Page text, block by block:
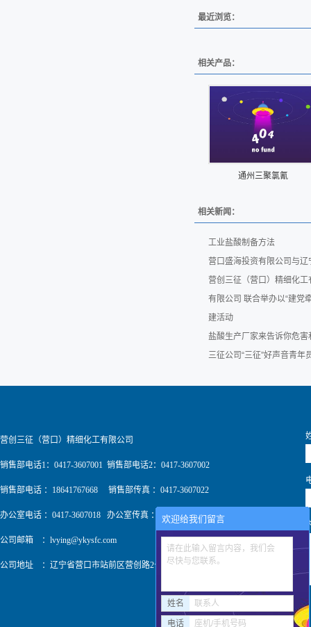
最近浏览：
相关产品：
通州三聚氯氰
相关新闻：
工业盐酸制备方法
营口盛海投资有限公司与
营创三征（营口）精细化
有限公司 联合举办以“建党
建活动
盐酸生产厂家来告诉你危害
三征公司“三征”好声音青
营创三征（营口）精细化工有限公司
销售部电话1：0417-3607001 销售部电话2：0417-3607002
销售部电话 ：18641767668 销售部传真 ：0417-3607022
办公室电话 ：0417-3607018 办公室传真 ：0417-3607009
公司邮箱 ： lvying@ykysfc.com
公司地址 ：辽宁省营口市站前区营创路2号
欢迎给我们留言
请在此输入留言内容，我们会
尽快与您联系。
姓名 联系人
电话 座机/手机号码